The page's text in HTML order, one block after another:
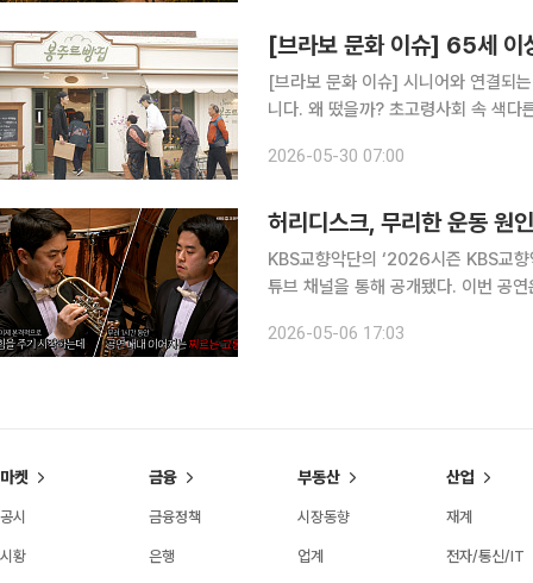
[브라보 문화 이슈] 65세 이
[브라보 문화 이슈] 시니어와 연결되
니다. 왜 떴을까? 초고령사회 속 색다른 예능이 등장했다. 지난 8일 첫 방송된 쿠팡플레이 예능 '봉
이상 어르신만 입장할 수 있다는 특별
2026-05-30 07:00
허리디스크, 무리한 운동 원
KBS교향악단의 ‘2026시즌 KBS교
튜브 채널을 통해 공개됐다. 이번 공
을 앞두고, 헬스장에서 운동을 하던
2026-05-06 17:03
마켓
공시
시황
금융
금융정책
은행
부동산
시장동향
업계
산업
재계
전자/통신/IT